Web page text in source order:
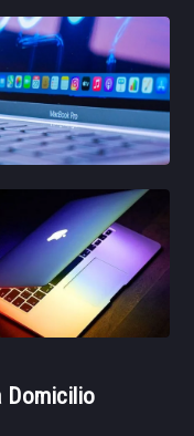
Domicilio